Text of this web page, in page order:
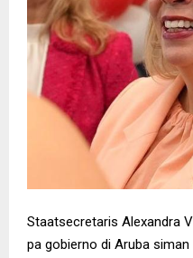
Staatsecretaris Alexandra
pa gobierno di Aruba